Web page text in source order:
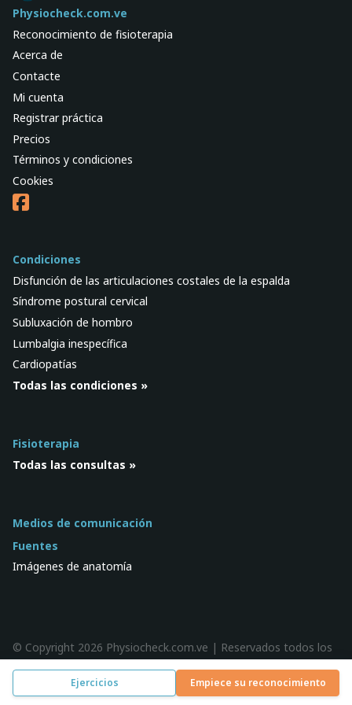
Ejercicios Empiece su reconocimiento
Physiocheck.com.ve
Reconocimiento de fisioterapia
Acerca de
Contacte
Mi cuenta
Registrar práctica
Precios
Términos y condiciones
Cookies
Condiciones
Disfunción de las articulaciones costales de la espalda
Síndrome postural cervical
Subluxación de hombro
Lumbalgia inespecífica
Cardiopatías
Todas las condiciones »
Fisioterapia
Todas las consultas »
Medios de comunicación
Fuentes
Imágenes de anatomía
© Copyright 2026 Physiocheck.com.ve | Reservados todos los
derechos |Privacidad| Diseño:SWiF